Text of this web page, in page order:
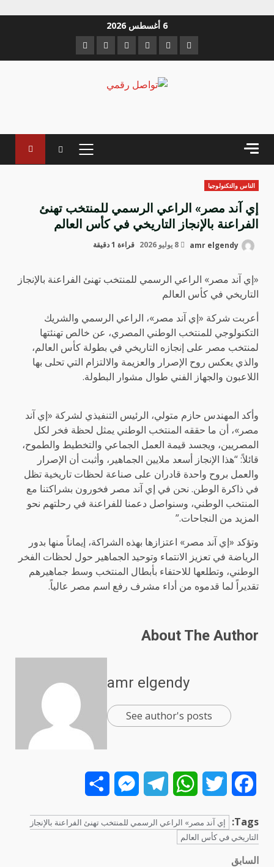
6 أغسطس 2026
Facebook
Twitter
Linkedin
VK
Youtube
Instagram
القائمة
الرئيسية
الناس والتكنولوجيا
إي آند مصر» الراعي الرسمي للمنتخب تهنئ
الفراعنة بالإنجاز التاريخي في كأس العالم
قراءة 1 دقيقة
«إي آند مصر» الراعي الرسمي للمنتخب تهنئ الفراعنة بالإنجاز
التاريخي في كأس العالم
أعربت شركة «إي آند مصر»، الراعي الرسمي والشريك
التكنولوجي للمنتخب الوطني المصري، عن خالص تهنئتها
لمنتخب مصر على إنجازه التاريخي في بطولة كأس العالم،
والذي يعكس روح الإصرار والعزيمة والالتزام التي تحلى بها
اللاعبون والجهاز الفني طوال مشوار البطولة.
وأكد المهندس حازم متولي، الرئيس التنفيذي لشركة «إي آند
مصر»، أن ما حققه المنتخب الوطني يمثل لحظة فخر لكل
المصريين، ويجسد قيمة العمل الجماعي والتخطيط والطموح،
قائلاً: “هذا الإنجاز أسعد ملايين الجماهير، وأثبت أن الإصرار
والعمل بروح واحدة قادران على صناعة لحظات تاريخية تظل
في ذاكرة الوطن. نحن في إي آند مصر فخورون بشراكتنا مع
المنتخب الوطني، وسنواصل دعمنا للفراعنة في رحلتهم نحو
المزيد من النجاحات.”
وتؤكد «إي آند مصر» اعتزازها بهذه الشراكة، إيماناً منها بدور
الرياضة في تعزيز الانتماء وتوحيد الجماهير حول لحظات الفخر
الوطني، وتطلعها للاحتفاء بأبطال المنتخب وسط جماهيرهم
تقديراً لما قدموه من أداء مشرف رفع اسم مصر عالياً.
About The Author
amr elgendy
See author's posts
Facebook
Twitter
WhatsApp
Telegram
Messenger
Tags:
إي آند مصر» الراعي الرسمي للمنتخب تهنئ الفراعنة بالإنجاز
التاريخي في كأس العالم
السابق